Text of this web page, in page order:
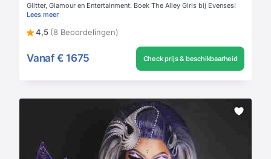
Glitter, Glamour en Entertainment. Boek The Alley Girls bij Evenses!
Lees meer
4,5 (8 Beoordelingen)
Vanaf € 1675 Check prijs & beschikbaarheid